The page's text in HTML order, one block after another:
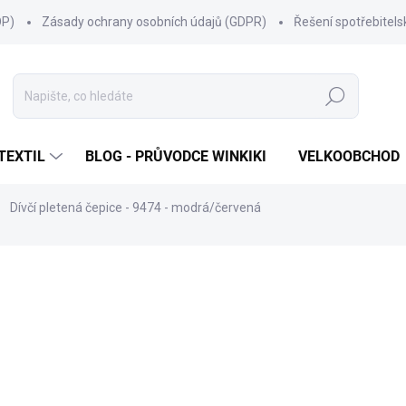
Zásady ochrany osobních údajů (GDPR) Řešení
Hledat
BLOG - PRŮVODCE WINKIKI VELKOOBCHOD
Dívčí pletená čepice - 9474 - modrá/červená